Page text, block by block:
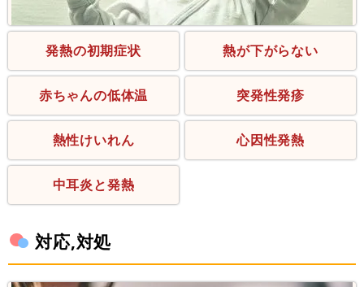
発熱の初期症状 熱が下がらない
赤ちゃんの低体温 突発性発疹
熱性けいれん 心因性発熱
中耳炎と発熱
対応,対処